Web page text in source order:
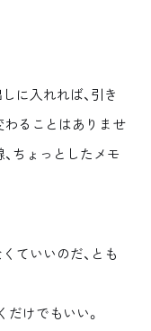
に入れれば、引き
わることはありませ
ちょっとしたメモ
ていいのだ、とも
けでもいい。